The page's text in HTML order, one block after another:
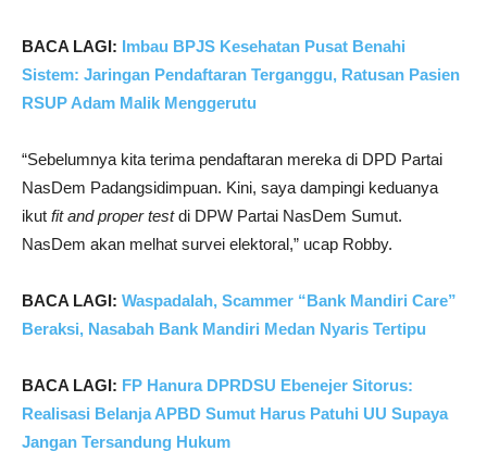
BACA LAGI: Imbau BPJS Kesehatan Pusat Benahi
Sistem: Jaringan Pendaftaran Terganggu, Ratusan Pasien
RSUP Adam Malik Menggerutu
“Sebelumnya kita terima pendaftaran mereka di DPD Partai
NasDem Padangsidimpuan. Kini, saya dampingi keduanya
ikut fit and proper testdi DPW Partai NasDem Sumut.
NasDem akan melhat survei elektoral,” ucap Robby.
BACA LAGI: Waspadalah, Scammer “Bank Mandiri Care”
Beraksi, Nasabah Bank Mandiri Medan Nyaris Tertipu
BACA LAGI: FP Hanura DPRDSU Ebenejer Sitorus:
Realisasi Belanja APBD Sumut Harus Patuhi UU Supaya
Jangan Tersandung Hukum